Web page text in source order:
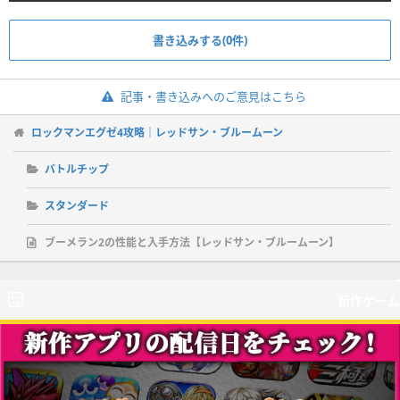
書き込みする(0件)
記事・書き込みへのご意見はこちら
ロックマンエグゼ4攻略｜レッドサン・ブルームーン
バトルチップ
スタンダード
ブーメラン2の性能と入手方法【レッドサン・ブルームーン】